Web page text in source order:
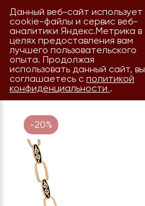
-20%
Данный веб-сайт использует
cookie-файлы и сервис веб-
аналитики Яндекс.Метрика в
целях предоставления вам
лучшего пользовательского
опыта. Продолжая
использовать данный сайт, вы
соглашаетесь сполитикой
конфиденциальности .